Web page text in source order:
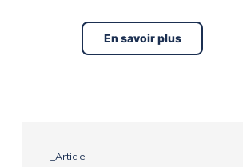
En savoir plus
_Article